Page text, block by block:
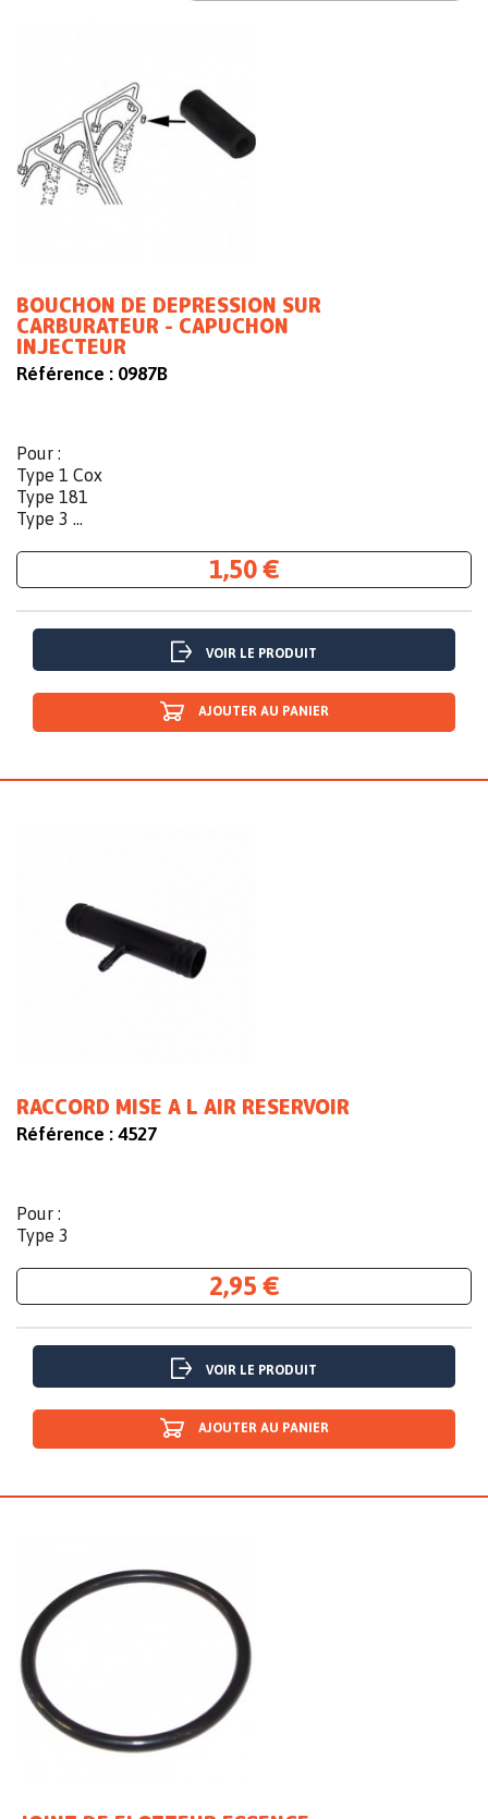
BOUCHON DE DEPRESSION SUR
CARBURATEUR - CAPUCHON
INJECTEUR
Référence : 0987B
Pour :
Type 1 Cox
Type 181
Type 3 ...
1,50 €
VOIR LE PRODUIT
AJOUTER AU PANIER
RACCORD MISE A L AIR RESERVOIR
Référence : 4527
Pour :
Type 3
2,95 €
VOIR LE PRODUIT
AJOUTER AU PANIER